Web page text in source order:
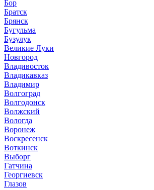
Бор
Братск
Брянск
Бугульма
Бузулук
Великие Луки
Новгород
Владивосток
Владикавказ
Владимир
Волгоград
Волгодонск
Волжский
Вологда
Воронеж
Воскресенск
Воткинск
Выборг
Гатчина
Георгиевск
Глазов